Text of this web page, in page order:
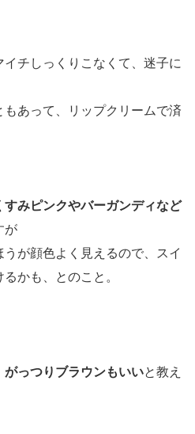
チしっくりこなくて、迷子に
もあって、リップクリームで済
すみピンクやバーガンディなど
が
が顔色よく見えるので、スイ
かも、とのこと。
がっつりブラウンもいいと教え